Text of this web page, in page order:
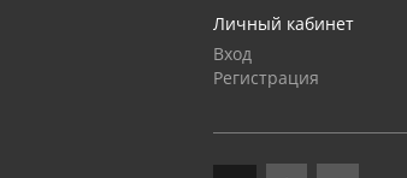
Личный кабинет
Вход
Регистрация